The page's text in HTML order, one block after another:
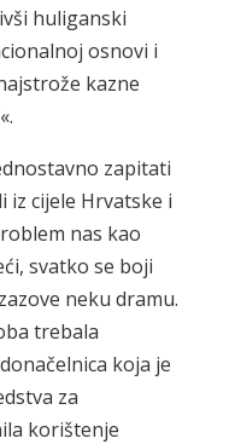
huliganski
osnovi i
kazne
zapitati
iz cijele Hrvatske i
nas kao
svatko se boji
neku dramu.
trebala
koja je
za
korištenje